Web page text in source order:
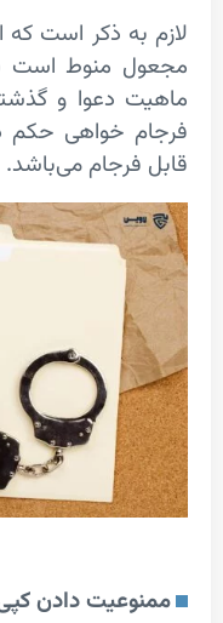
ذکر است که اجرای رأی
منوط است به قطعی
دعوا و گذشتن مدت
خواهی حکم در مواردی
می‌باشد.
دادن کپی سند